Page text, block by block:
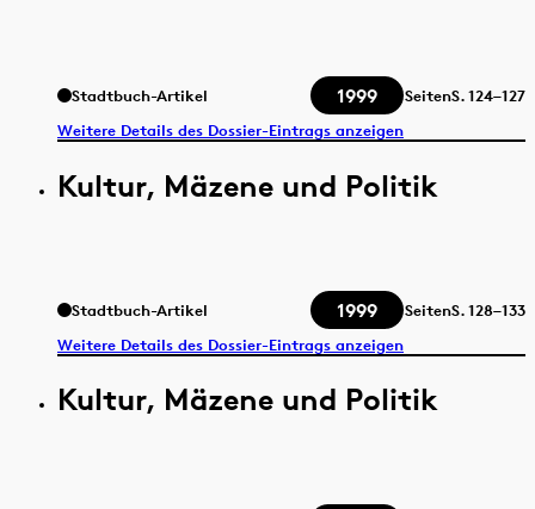
Stadtbuch-Artikel 1999 SeitenS.124–127
Weitere Details des Dossier-Eintrags anzeigen
Kultur, Mäzene und Politik
Stadtbuch-Artikel 1999 SeitenS.128–133
Weitere Details des Dossier-Eintrags anzeigen
Kultur, Mäzene und Politik